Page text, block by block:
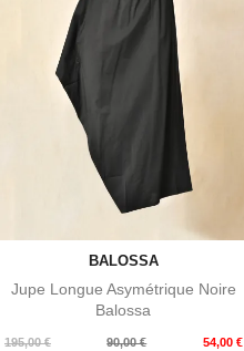
BALOSSA
Jupe Longue Asymétrique Noire
Balossa
195,00 €
Prix
90,00 € 54,00 €
Prix